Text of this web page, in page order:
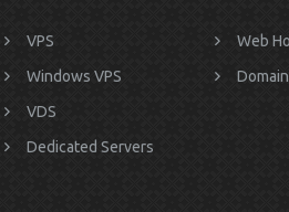
VPS
Windows VPS
VDS
Dedicated Servers
Web